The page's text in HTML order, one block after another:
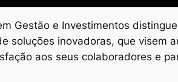
Gestão e Investimentos
soluções inovadoras, que visem
aos seus colaboradores e